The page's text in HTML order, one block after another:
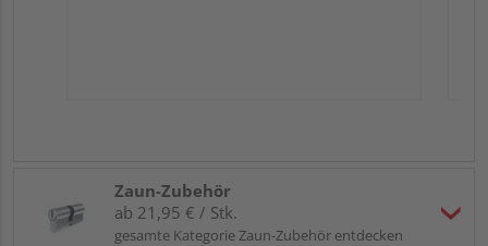
Zaun-Zubehör
ab 21,95 € / Stk.
gesamte Kategorie Zaun-Zubehör entdecken